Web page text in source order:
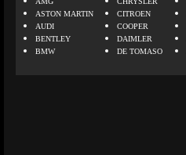
ASTON MARTIN
AUDI
BENTLEY
BMW
CITROEN
COOPER
DAIMLER
DE TOMASO